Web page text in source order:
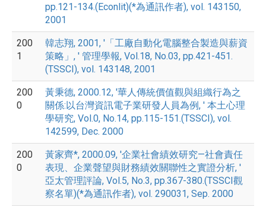
pp.121-134.(Econlit)(*為通訊作者), vol. 143150,
2001
200
1
韓志翔, 2001, '「工廠自動化電腦整合製造與薪資
策略」, ' 管理學報, Vol.18, No.03, pp.421-451.
(TSSCI), vol. 143148, 2001
200
0
黃秉德, 2000.12, '華人傳統價值觀與組織行為之
關係:以台灣資訊電子業研發人員為例, ' 本土心理
學研究, Vol.0, No.14, pp.115-151.(TSSCI), vol.
142599, Dec. 2000
200
0
黃家齊*, 2000.09, '企業社會績效研究—社會責任
表現、企業聲望與財務績效關聯性之實證分析, '
亞太管理評論, Vol.5, No.3, pp.367-380.(TSSCI觀
察名單)(*為通訊作者), vol. 290031, Sep. 2000